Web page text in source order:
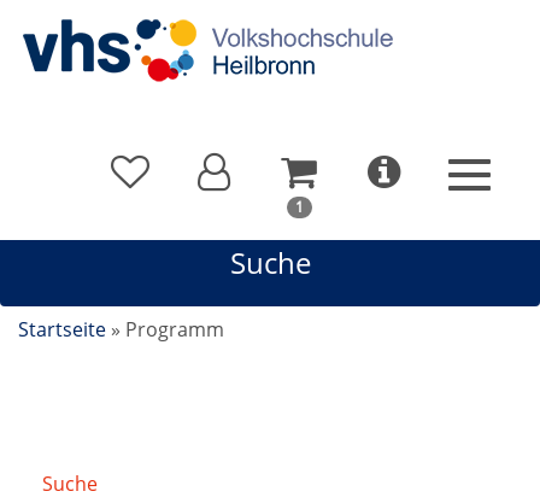
1 In
Warenkorb
sich
Suche
Startseite » Programm
Suche